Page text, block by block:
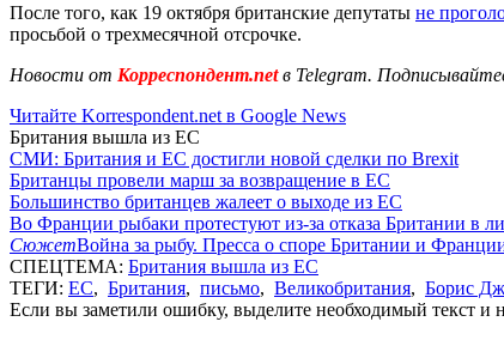
После того, как 19 октября британские депутаты не
просьбой о трехмесячной отсрочке.
Новости от Корреспондент.netв Telegram.
Читайте Korrespondent.net в Google News
Британия вышла из ЕС
СМИ: Британия и ЕС достигли новой сделки по Brexit
Британцы провели марш за возвращение в ЕС
Большинство британцев жалеет о выходе из ЕС
Во Франции рыбаки протестуют из-за отказа Британии в
СюжетВойна за рыбу. Пресса о споре Британии и
СПЕЦТЕМА: Британия вышла из ЕС
ТЕГИ: ЕС, Британия, письмо, Великобритания, Борис
Если вы заметили ошибку, выделите необходимый текст